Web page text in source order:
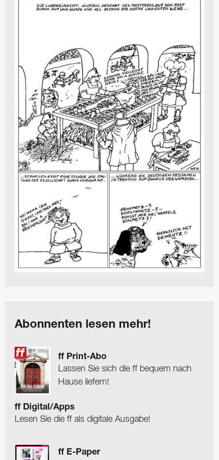
Abonnenten lesen mehr!
ff Print-Abo
Lassen Sie sich die ff bequem nach
Hause liefern!
ff Digital/Apps
Lesen Sie die ff als digitale Ausgabe!
ff E-Paper